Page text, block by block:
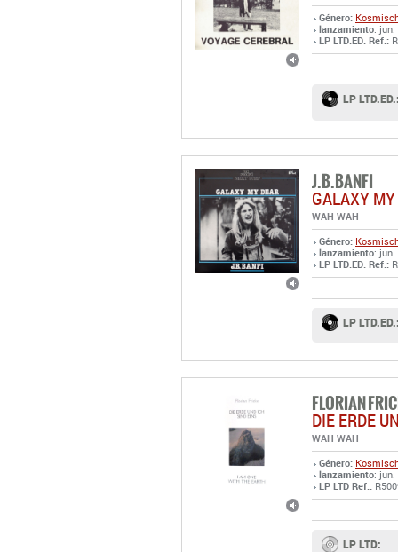
Género:
lanzamiento: jun.
LP LTD.ED. Ref.:
LP
J.B.BANFI
GALAXY
WAH WAH
Género:
lanzamiento: jun.
LP LTD.ED. Ref.:
LP
FLORIAN
DIE ERDE
WAH WAH
Género:
lanzamiento: jun.
LP LTD Ref.:
LP LTD: